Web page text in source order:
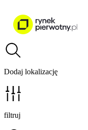
Dodaj lokalizację
filtruj